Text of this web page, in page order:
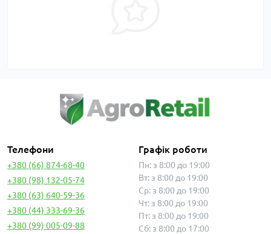
Телефони
+380 (66) 874-68-40
+380 (98) 132-05-74
+380 (63) 640-59-36
+380 (44) 333-69-36
+380 (99) 005-09-88
Графік роботи
Пн: з 8:00 до 19:00
Вт: з 8:00 до 19:00
Ср: з 8:00 до 19:00
Чт: з 8:00 до 19:00
Пт: з 8:00 до 19:00
Сб: з 8:00 до 17:00